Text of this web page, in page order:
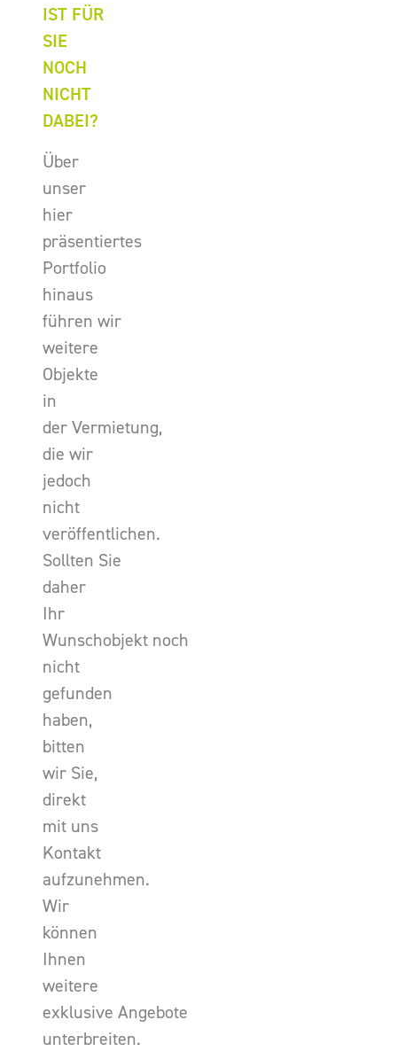
IST FÜR
SIE
NOCH
NICHT
DABEI?
Über
unser
hier
präsentiertes
Portfolio
hinaus
führen wir
weitere
Objekte
in
der Vermietung,
die wir
jedoch
nicht
veröffentlichen.
Sollten Sie
daher
Ihr
Wunschobjekt noch
nicht
gefunden
haben,
bitten
wir Sie,
direkt
mit uns
Kontakt
aufzunehmen.
Wir
können
Ihnen
weitere
exklusive Angebote
unterbreiten.